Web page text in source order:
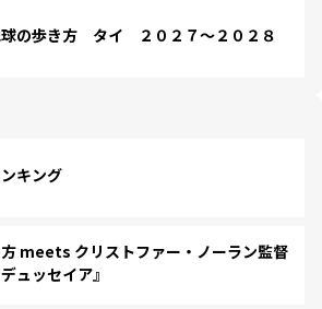
の歩き方 タイ ２０２７～２０２８
キング
meets クリストファー・ノーラン監督
ュッセイア』